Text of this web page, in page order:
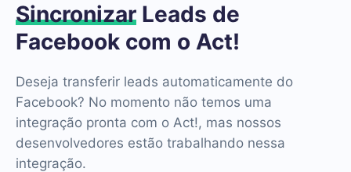
Sincronizar Leads de
Facebook com o Act!
Deseja transferir leads automaticamente do
Facebook? No momento não temos uma
integração pronta com o Act!, mas nossos
desenvolvedores estão trabalhando nessa
integração.